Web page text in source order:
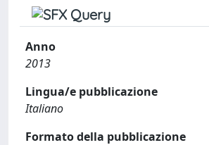
Anno
2013
Lingua/e pubblicazione
Italiano
Formato della pubblicazione